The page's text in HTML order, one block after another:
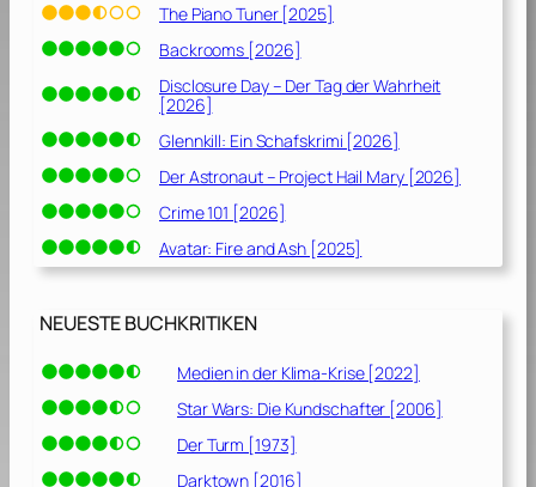
The Piano Tuner [2025]
Backrooms [2026]
Disclosure Day – Der Tag der Wahrheit
[2026]
Glennkill: Ein Schafskrimi [2026]
Der Astronaut – Project Hail Mary [2026]
Crime 101 [2026]
Avatar: Fire and Ash [2025]
NEUESTE BUCHKRITIKEN
Medien in der Klima-Krise [2022]
Star Wars: Die Kundschafter [2006]
Der Turm [1973]
Darktown [2016]